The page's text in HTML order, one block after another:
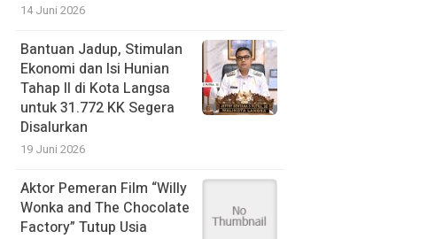
14 Juni 2026
Bantuan Jadup, Stimulan
Ekonomi dan Isi Hunian
Tahap II di Kota Langsa
untuk 31.772 KK Segera
Disalurkan
19 Juni 2026
Aktor Pemeran Film “Willy
Wonka and The Chocolate
Factory” Tutup Usia